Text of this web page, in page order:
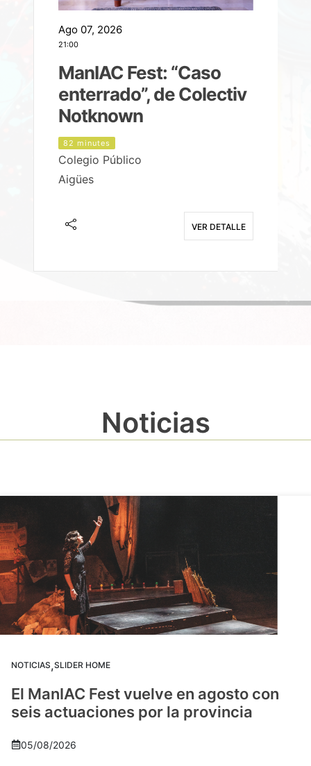
Ago 07, 2026
21:00
ManIAC Fest: “Caso
enterrado”, de Colectiv
Notknown
82 minutes
Colegio Público
Aigües
VER DETALLE
Noticias
NOTICIAS,SLIDER HOME
El ManIAC Fest vuelve en agosto con
seis actuaciones por la provincia
05/08/2026